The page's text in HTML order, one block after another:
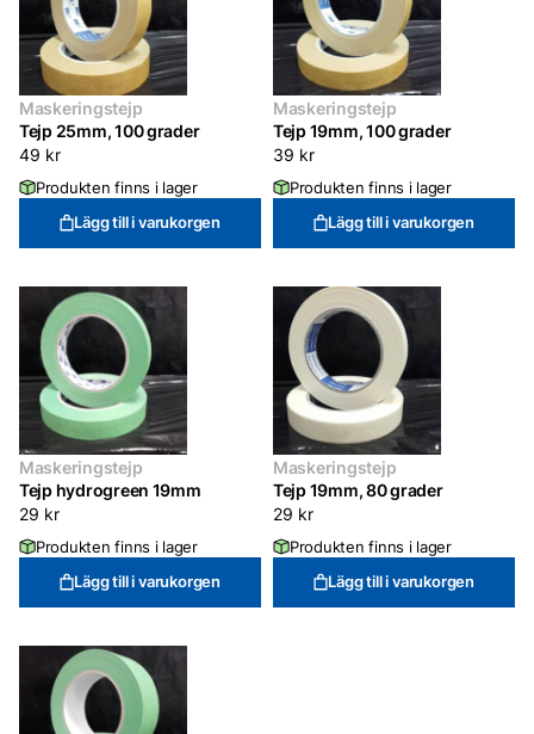
Maskeringstejp
Tejp 25mm, 100 grader
49 kr
Produkten finns i lager
Lägg till i varukorgen
Maskeringstejp
Tejp 19mm, 100 grader
39 kr
Produkten finns i lager
Lägg till i varukorgen
Maskeringstejp
Tejp hydrogreen 19mm
29 kr
Produkten finns i lager
Lägg till i varukorgen
Maskeringstejp
Tejp 19mm, 80 grader
29 kr
Produkten finns i lager
Lägg till i varukorgen